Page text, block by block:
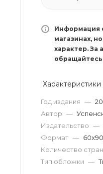
Информация
магазинах,
характер. За
Характеристики
Год издания —
Автор —
Издательство —
Формат —
Количество
Тип обложки —